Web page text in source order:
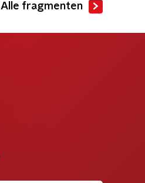
Alle fragmenten